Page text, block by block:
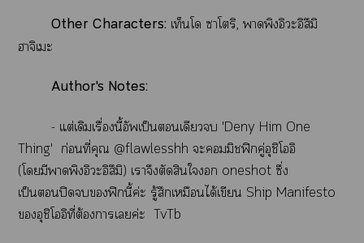
Other Characters: เท็นโ าโริ, าพิงอิะอิสึมิ
าจิเะ
Author's Notes:
- แต่เดิมเรื่องนี้อัพเป็นเดียว 'Deny Him One
Thing' ก่อนที่คุณ @flawlesshh ะมิชฟิกคู่อุชิโอิ
(โมีาพิงอิะอิสึมิ) เาจึงตัดสินใ oneshot ซึ่ง
เป็นปิดฟิกนี้ค่ะ รู้สึกเหมือนได้เขียน Ship Manifesto
อุชิโอิที่ต้องาเค่ะ TvTb